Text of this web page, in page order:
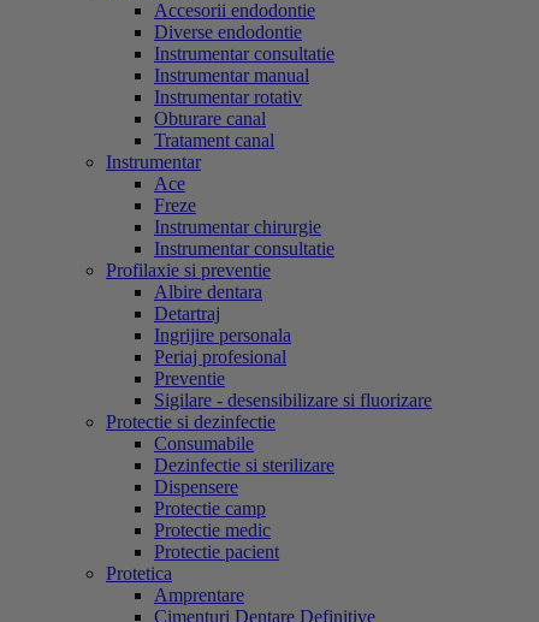
Accesorii endodontie
Diverse endodontie
Instrumentar consultatie
Instrumentar manual
Instrumentar rotativ
Obturare canal
Tratament canal
Instrumentar
Ace
Freze
Instrumentar chirurgie
Instrumentar consultatie
Profilaxie si preventie
Albire dentara
Detartraj
Ingrijire personala
Periaj profesional
Preventie
Sigilare - desensibilizare si fluorizare
Protectie si dezinfectie
Consumabile
Dezinfectie si sterilizare
Dispensere
Protectie camp
Protectie medic
Protectie pacient
Protetica
Amprentare
Cimenturi Dentare Definitive